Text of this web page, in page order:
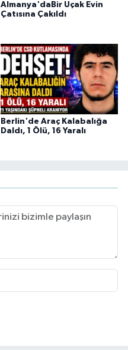
Almanya'daBir Uçak Evin
Çatısına Çakıldı
Berlin'de Araç Kalabalığa
Daldı, 1 Ölü, 16 Yaralı